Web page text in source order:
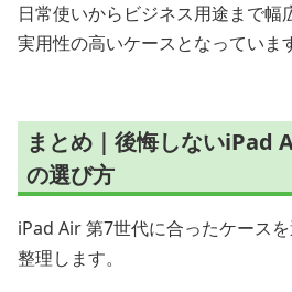
日常使いからビジネス用途まで幅
実用性の高いケースとなっていま
まとめ｜後悔しないiPad
の選び方
iPad Air 第7世代に合ったケース
整理します。